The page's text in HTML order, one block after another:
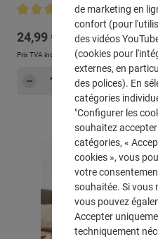
Note moyenne de 5 sur 5 étoiles
Prix régulier :
24,99 €
Prix TVA incluse, en sus Frais d'expédition
Quantité de Dans
de marketing en
confort (pour
des vidéos
(cookies pour
externes, en
des polices). En
catégories
"Configurer les
souhaitez
catégories, «
cookies », vous
votre
souhaitée. Si vous
vous pouvez
Accepter
techniquement